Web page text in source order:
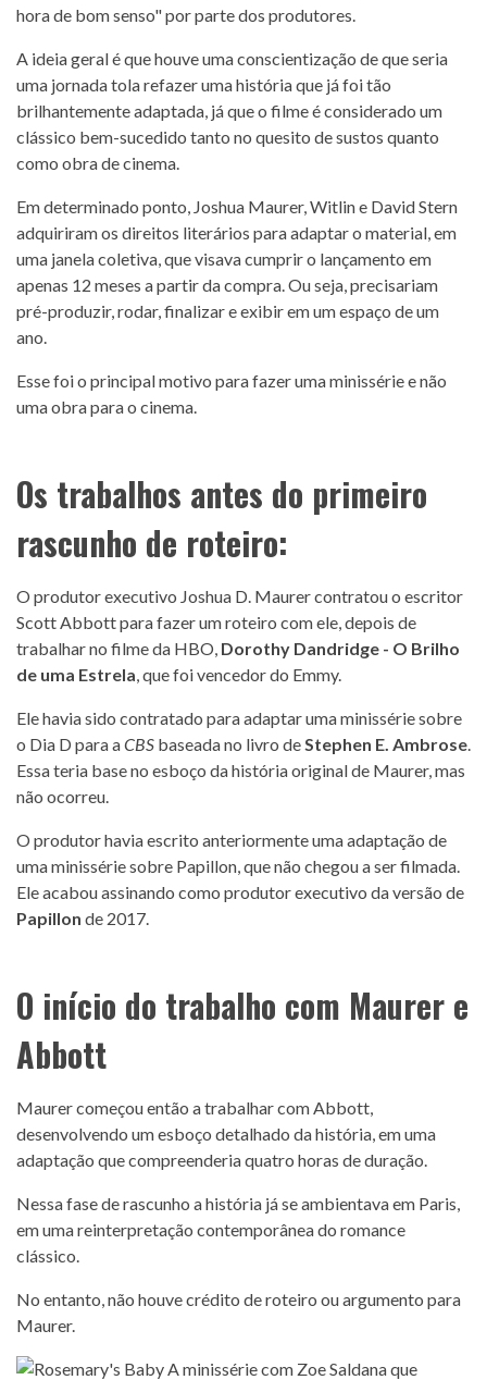
hora de bom senso" por parte dos produtores.
A ideia geral é que houve uma conscientização de que seria
uma jornada tola refazer uma história que já foi tão
brilhantemente adaptada, já que o filme é considerado um
clássico bem-sucedido tanto no quesito de sustos quanto
como obra de cinema.
Em determinado ponto, Joshua Maurer, Witlin e David Stern
adquiriram os direitos literários para adaptar o material, em
uma janela coletiva, que visava cumprir o lançamento em
apenas 12 meses a partir da compra. Ou seja, precisariam
pré-produzir, rodar, finalizar e exibir em um espaço de um
ano.
Esse foi o principal motivo para fazer uma minissérie e não
uma obra para o cinema.
Os trabalhos antes do primeiro
rascunho de roteiro:
O produtor executivo Joshua D. Maurer contratou o escritor
Scott Abbott para fazer um roteiro com ele, depois de
trabalhar no filme da HBO, Dorothy Dandridge - O Brilho
de uma Estrela, que foi vencedor do Emmy.
Ele havia sido contratado para adaptar uma minissérie sobre
o Dia D para aCBS baseada no livro deStephen E. Ambrose.
Essa teria base no esboço da história original de Maurer, mas
não ocorreu.
O produtor havia escrito anteriormente uma adaptação de
uma minissérie sobre Papillon, que não chegou a ser filmada.
Ele acabou assinando como produtor executivo da versão de
Papillon de 2017.
O início do trabalho com Maurer e
Abbott
Maurer começou então a trabalhar com Abbott,
desenvolvendo um esboço detalhado da história, em uma
adaptação que compreenderia quatro horas de duração.
Nessa fase de rascunho a história já se ambientava em Paris,
em uma reinterpretação contemporânea do romance
clássico.
No entanto, não houve crédito de roteiro ou argumento para
Maurer.